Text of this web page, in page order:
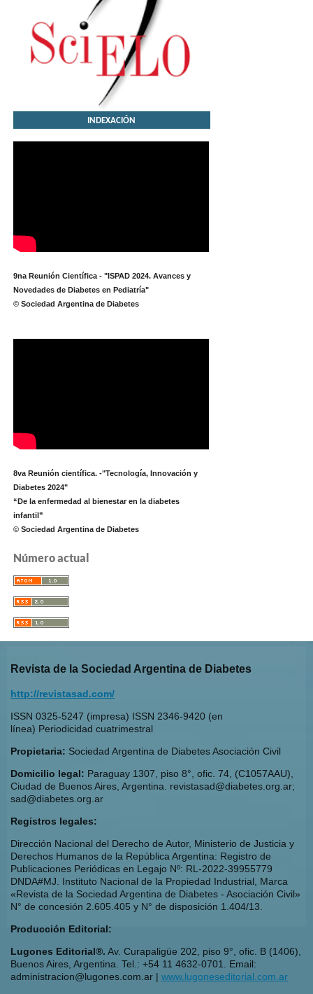
INDEXACIÓN
9na Reunión Científica - "ISPAD 2024. Avances y
Novedades de Diabetes en Pediatría"
© Sociedad Argentina de Diabetes
8va Reunión científica. -"Tecnología, Innovación y
Diabetes 2024"
“De la enfermedad al bienestar en la diabetes
infantil”
© Sociedad Argentina de Diabetes
Número actual
Revista de la Sociedad Argentina de Diabetes
http://revistasad.com/
ISSN 0325-5247 (impresa) ISSN 2346-9420 (en
línea) Periodicidad cuatrimestral
Propietaria: Sociedad Argentina de Diabetes Asociación Civil
Domicilio legal: Paraguay 1307, piso 8°, ofic. 74, (C1057AAU),
Ciudad de Buenos Aires, Argentina. revistasad@diabetes.org.ar;
sad@diabetes.org.ar
Registros legales:
Dirección Nacional del Derecho de Autor, Ministerio de Justicia y
Derechos Humanos de la República Argentina: Registro de
Publicaciones Periódicas en Legajo Nº: RL-2022-39955779
DNDA#MJ. Instituto Nacional de la Propiedad Industrial, Marca
«Revista de la Sociedad Argentina de Diabetes - Asociación Civil»
N° de concesión 2.605.405 y N° de disposición 1.404/13.
Producción Editorial:
Lugones Editorial®. Av. Curapaligüe 202, piso 9°, ofic. B (1406),
Buenos Aires, Argentina. Tel.: +54 11 4632-0701. Email:
administracion@lugones.com.ar | www.lugoneseditorial.com.ar